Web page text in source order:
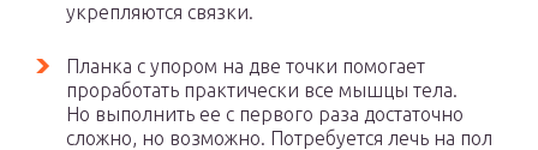
укрепляются связки.
Планка с упором на две точки помогает
проработать практически все мышцы тела.
Но выполнить ее с первого раза достаточно
сложно, но возможно. Потребуется лечь на пол